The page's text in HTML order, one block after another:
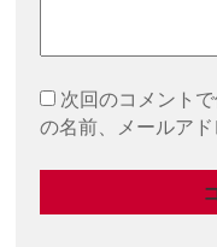
次回のコメント
の名前、メールアド